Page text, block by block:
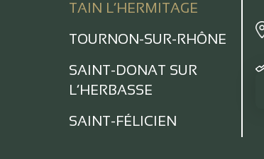
TAIN L’HERMITAGE
TOURNON-SUR-RHÔNE
SAINT-DONAT SUR
L’HERBASSE
SAINT-FÉLICIEN